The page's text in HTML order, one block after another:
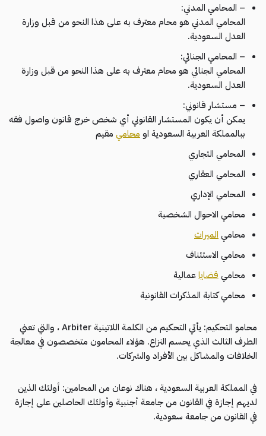
– المحامي المدني:
المحامي المدني هو محام معترف به على هذا النحو من قبل وزارة
العدل السعودية.
– المحامي الجنائي:
المحامي الجنائي هو محام معترف به على هذا النحو من قبل وزارة
العدل السعودية.
– مستشار قانوني:
يمكن أن يكون المستشار القانوني أي شخص خرج قانون واصول فقه
ببالمملكة العربية السعودية او محامي مقيم
المحامي التجاري
المحامي العقاري
المحامي الإداري
محامي الاحوال الشخصية
محامي الميراث
محامي الاستئناف
محامي قضاياعمالية
محامي كتابة المذكرات القانونية
محامو التحكيم: يأتي التحكيم من الكلمة اللاتينية Arbiter ، والتي تعني
الطرف الثالث الذي يحسم النزاع. هؤلاء المحامون متخصصون في معالجة
الخلافات والمشاكل بين الأفراد والشركات.
في المملكة العربية السعودية ، هناك نوعان من المحامين: أولئك الذين
لديهم إجازة في القانون من جامعة أجنبية وأولئك الحاصلين على إجازة
في القانون من جامعة سعودية.